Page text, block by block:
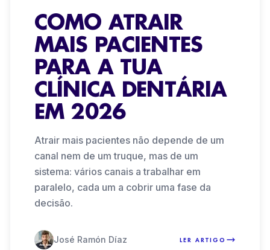
COMO ATRAIR
MAIS PACIENTES
PARA A TUA
CLÍNICA DENTÁRIA
EM 2026
Atrair mais pacientes não depende de um
canal nem de um truque, mas de um
sistema: vários canais a trabalhar em
paralelo, cada um a cobrir uma fase da
decisão.
José Ramón Díaz LER ARTIGO